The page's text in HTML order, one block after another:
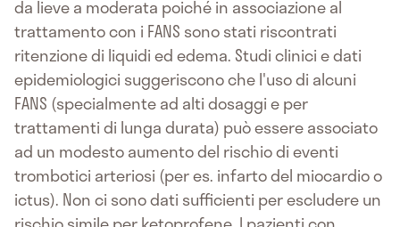
da lieve a moderata poiché in associazione al
trattamento con i FANS sono stati riscontrati
ritenzione di liquidi ed edema. Studi clinici e dati
epidemiologici suggeriscono che l'uso di alcuni
FANS (specialmente ad alti dosaggi e per
trattamenti di lunga durata) può essere associato
ad un modesto aumento del rischio di eventi
trombotici arteriosi (per es. infarto del miocardio o
ictus). Non ci sono dati sufficienti per escludere un